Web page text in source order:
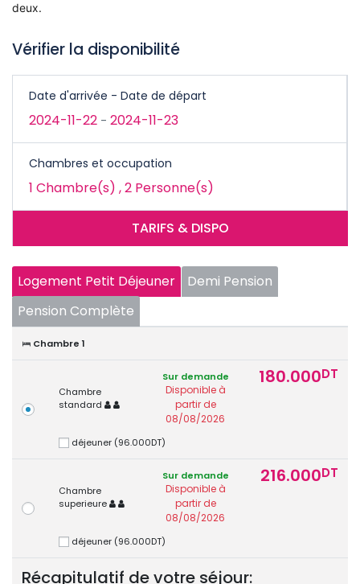
deux.
Vérifier la disponibilité
Date d'arrivée - Date de départ
2024-11-22 - 2024-11-23
Chambres et occupation
1 Chambre(s) ,2 Personne(s)
TARIFS & DISPO
Logement Petit Déjeuner
Demi Pension
Pension Complète
Chambre 1
Chambre
standard
Sur demande
Disponible à
partir de
08/08/2026
180.000DT
déjeuner (96.000DT)
Chambre
superieure
Sur demande
Disponible à
partir de
08/08/2026
216.000DT
déjeuner (96.000DT)
Récapitulatif de votre séjour: